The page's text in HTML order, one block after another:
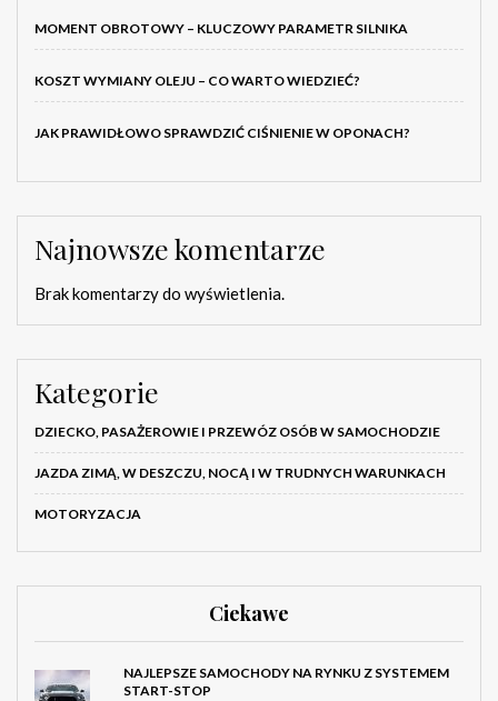
MOMENT OBROTOWY – KLUCZOWY PARAMETR SILNIKA
KOSZT WYMIANY OLEJU – CO WARTO WIEDZIEĆ?
JAK PRAWIDŁOWO SPRAWDZIĆ CIŚNIENIE W OPONACH?
Najnowsze komentarze
Brak komentarzy do wyświetlenia.
Kategorie
DZIECKO, PASAŻEROWIE I PRZEWÓZ OSÓB W SAMOCHODZIE
JAZDA ZIMĄ, W DESZCZU, NOCĄ I W TRUDNYCH WARUNKACH
MOTORYZACJA
Ciekawe
NAJLEPSZE SAMOCHODY NA RYNKU Z SYSTEMEM
START-STOP